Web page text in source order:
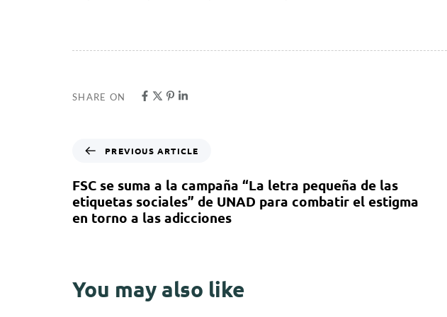
SHARE ON
PREVIOUS ARTICLE
FSC se suma a la campaña “La letra pequeña de las
etiquetas sociales” de UNAD para combatir el estigma
en torno a las adicciones
You may also like